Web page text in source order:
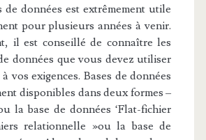
de données est extrêmement utile
pour plusieurs années à venir.
il est conseillé de connaître les
données que vous devez utiliser
vos exigences. Bases de données
disponibles dans deux formes –
la base de données ‘Flat-fichier
relationnelle »ou la base de